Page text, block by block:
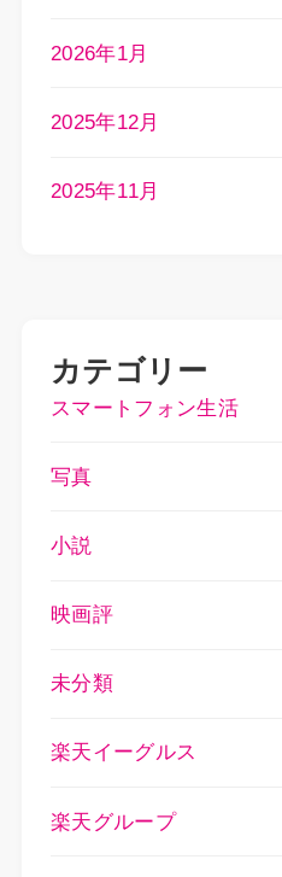
2026年1月
2025年12月
2025年11月
カテゴリー
スマートフォン生活
写真
小説
映画評
未分類
楽天イーグルス
楽天グループ